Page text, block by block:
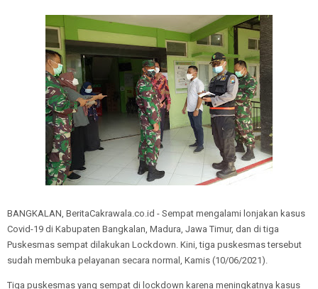
BANGKALAN, BeritaCakrawala.co.id - Sempat mengalami lonjakan kasus
Covid-19 di Kabupaten Bangkalan, Madura, Jawa Timur, dan di tiga
Puskesmas sempat dilakukan Lockdown. Kini, tiga puskesmas tersebut
sudah membuka pelayanan secara normal, Kamis (10/06/2021).
Tiga puskesmas yang sempat di lockdown karena meningkatnya kasus